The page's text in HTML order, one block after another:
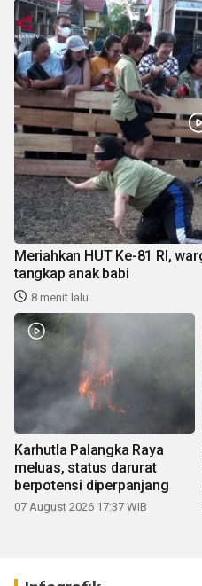
Meriahkan HUT Ke-81 RI,
tangkap anak babi
8 menit lalu
Karhutla Palangka Raya
meluas, status darurat
berpotensi diperpanjang
07 August 2026 17:37 WIB